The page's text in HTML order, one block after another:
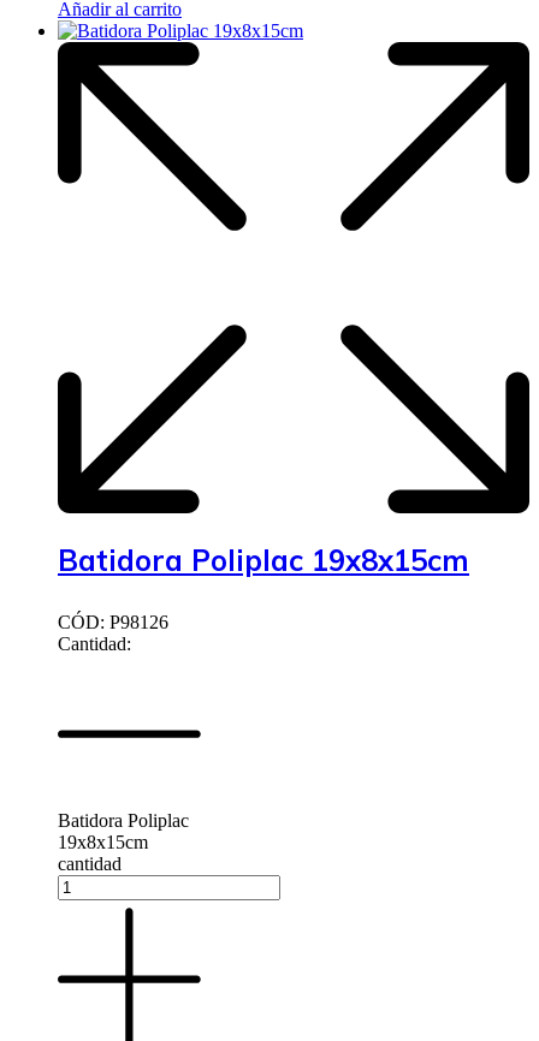
Añadir al carrito
Batidora Poliplac 19x8x15cm
CÓD: P98126
Cantidad:
Batidora Poliplac
19x8x15cm
cantidad